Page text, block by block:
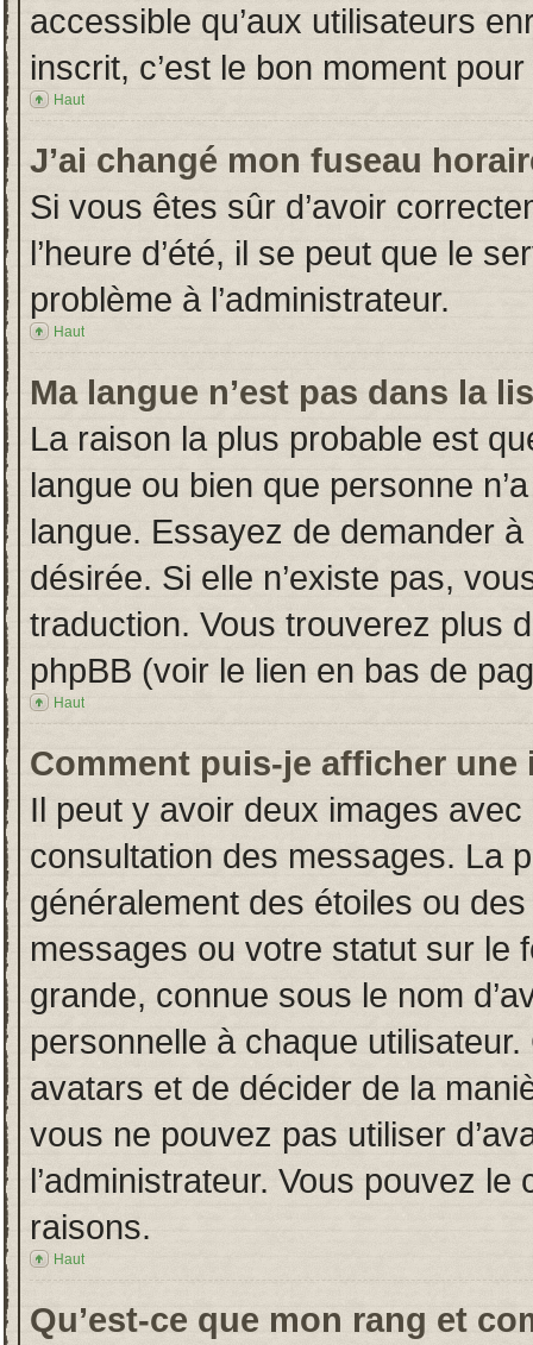
accessible qu’aux utilisateurs
inscrit, c’est le bon moment
Haut
J’ai changé mon fuseau
Si vous êtes sûr d’avoir
l’heure d’été, il se peut que le
problème à l’administrateur.
Haut
Ma langue n’est pas dans la
La raison la plus probable est
langue ou bien que personne
langue. Essayez de demander à
désirée. Si elle n’existe pas,
traduction. Vous trouverez plus
phpBB (voir le lien en bas de
Haut
Comment puis-je afficher une
Il peut y avoir deux images
consultation des messages. La
généralement des étoiles ou
messages ou votre statut sur le
grande, connue sous le nom
personnelle à chaque utilisateur.
avatars et de décider de la
vous ne pouvez pas utiliser
l’administrateur. Vous pouvez
raisons.
Haut
Qu’est-ce que mon rang et